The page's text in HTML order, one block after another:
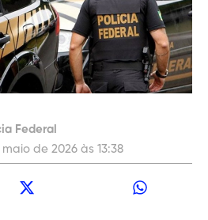
Federal
de 2026 às 13:38